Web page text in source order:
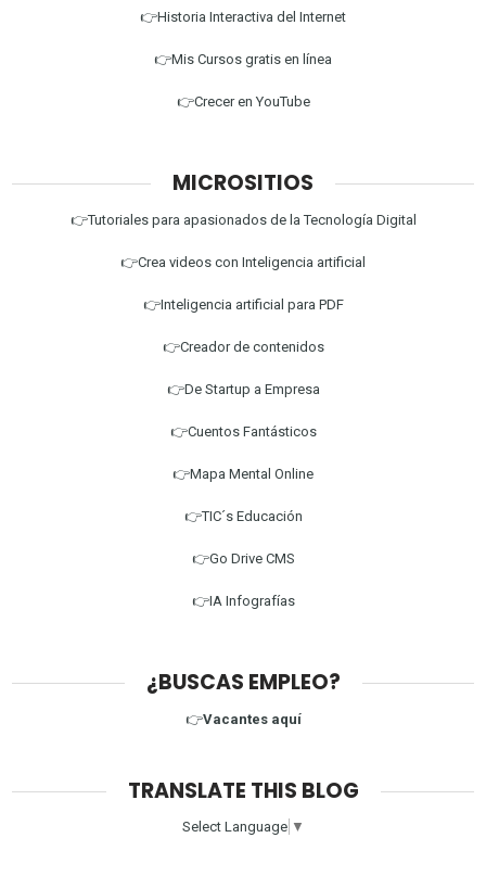
👉Historia Interactiva del Internet
👉Mis Cursos gratis en línea
👉Crecer en YouTube
MICROSITIOS
👉Tutoriales para apasionados de la Tecnología Digital
👉Crea videos con Inteligencia artificial
👉Inteligencia artificial para PDF
👉Creador de contenidos
👉De Startup a Empresa
👉Cuentos Fantásticos
👉Mapa Mental Online
👉TIC´s Educación
👉Go Drive CMS
👉IA Infografías
¿BUSCAS EMPLEO?
👉Vacantes aquí
TRANSLATE THIS BLOG
Select Language ▼